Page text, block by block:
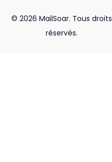
© 2026 MailSoar. Tous droits
réservés.